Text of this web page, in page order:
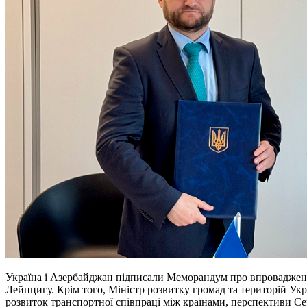
Україна і Азербайджан підписали Меморандум про
Лейпцигу. Крім того, Міністр розвитку громад та територій
розвиток транспортної співпраці між країнами, перспективи